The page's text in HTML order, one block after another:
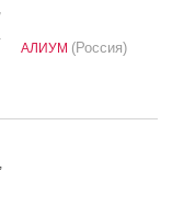
АЛИУМ (Россия)